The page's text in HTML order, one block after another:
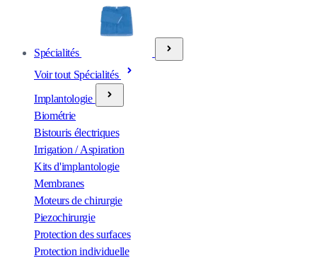
Spécialités
Voir tout Spécialités
Implantologie
Biométrie
Bistouris électriques
Irrigation / Aspiration
Kits d'implantologie
Membranes
Moteurs de chirurgie
Piezochirurgie
Protection des surfaces
Protection individuelle